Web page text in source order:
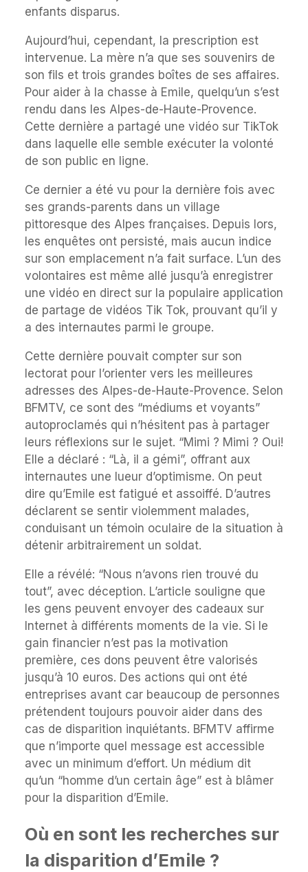
enfants disparus.
Aujourd’hui, cependant, la prescription est
intervenue. La mère n’a que ses souvenirs de
son fils et trois grandes boîtes de ses affaires.
Pour aider à la chasse à Emile, quelqu’un s’est
rendu dans les Alpes-de-Haute-Provence.
Cette dernière a partagé une vidéo sur TikTok
dans laquelle elle semble exécuter la volonté
de son public en ligne.
Ce dernier a été vu pour la dernière fois avec
ses grands-parents dans un village
pittoresque des Alpes françaises. Depuis lors,
les enquêtes ont persisté, mais aucun indice
sur son emplacement n’a fait surface. L’un des
volontaires est même allé jusqu’à enregistrer
une vidéo en direct sur la populaire application
de partage de vidéos Tik Tok, prouvant qu’il y
a des internautes parmi le groupe.
Cette dernière pouvait compter sur son
lectorat pour l’orienter vers les meilleures
adresses des Alpes-de-Haute-Provence. Selon
BFMTV, ce sont des “médiums et voyants”
autoproclamés qui n’hésitent pas à partager
leurs réflexions sur le sujet. “Mimi ? Mimi ? Oui!
Elle a déclaré : “Là, il a gémi”, offrant aux
internautes une lueur d’optimisme. On peut
dire qu’Emile est fatigué et assoiffé. D’autres
déclarent se sentir violemment malades,
conduisant un témoin oculaire de la situation à
détenir arbitrairement un soldat.
Elle a révélé: “Nous n’avons rien trouvé du
tout”, avec déception. L’article souligne que
les gens peuvent envoyer des cadeaux sur
Internet à différents moments de la vie. Si le
gain financier n’est pas la motivation
première, ces dons peuvent être valorisés
jusqu’à 10 euros. Des actions qui ont été
entreprises avant car beaucoup de personnes
prétendent toujours pouvoir aider dans des
cas de disparition inquiétants. BFMTV affirme
que n’importe quel message est accessible
avec un minimum d’effort. Un médium dit
qu’un “homme d’un certain âge” est à blâmer
pour la disparition d’Emile.
Où en sont les recherches sur
la disparition d’Emile ?